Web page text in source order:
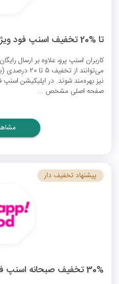
تا %20 تخفیف اسنپ فود ویژه کاربران اسنپ پرو
کاربران اسنپ پرو، علاوه بر ارسال
می‌توانند از
نیز بهره‌مند شوند. در اپلیکیشن
صفحه اصلی مشخص ...
30% تخفیف صبحانه اسنپ فود
پیشنهاد تخفیف دار